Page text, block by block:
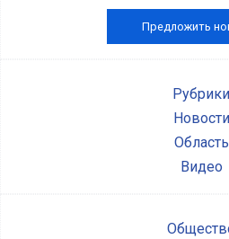
Предложить
Рубрики
Новости
Область
Видео